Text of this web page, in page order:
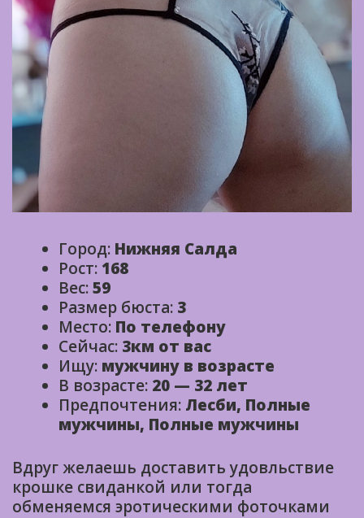
Город: Нижняя Салда
Рост: 168
Вес:59
Размер бюста: 3
Место: По телефону
Сейчас: 3км от вас
Ищу: мужчину в возрасте
В возрасте: 20 — 32 лет
Предпочтения: Лесби, Полные
мужчины, Полные мужчины
Вдруг желаешь доставить удовльствие
крошке свиданкой или тогда
обменяемся эротическими фоточками